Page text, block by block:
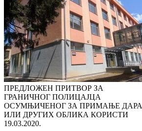
ПРЕДЛОЖЕН ПРИТВОР ЗА
ГРАНИЧНОГ ПОЛИЦАЈЦА
ОСУМЊИЧЕНОГ ЗА ПРИМАЊЕ ДАРА
ИЛИ ДРУГИХ ОБЛИКА КОРИСТИ
19.03.2020.